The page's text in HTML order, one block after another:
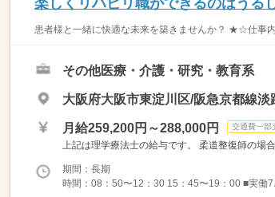
患者様と一緒に快適な未来を築きませんか？ ★☆仕事
その他医療・介護・研究・教育系
大阪府大阪市東淀川区/阪急京都線淡
月給259,200円～288,000円 交通費一部
上記は理学療法士の給与です。 柔道整復師の場
期間：長期
時間：08：50〜12：30 15：45〜19：00 ■実働